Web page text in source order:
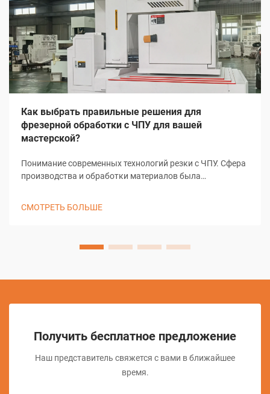
Как выбрать правильные решения для
фрезерной обработки с ЧПУ для вашей
мастерской?
Понимание современных технологий резки с ЧПУ. Сфера
производства и обработки материалов была
СМОТРЕТЬ БОЛЬШЕ
Получить бесплатное предложение
Наш представитель свяжется с вами в ближайшее
время.